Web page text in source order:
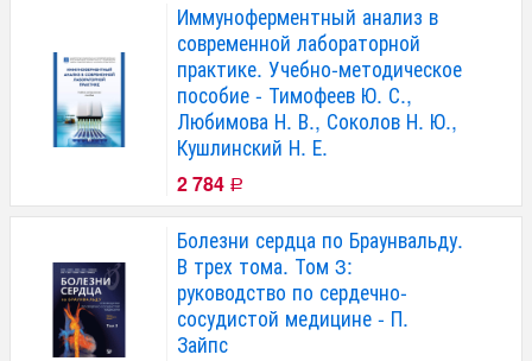
Иммуноферментный анализ в
современной лабораторной
практике. Учебно-методическое
пособие - Тимофеев Ю. С.,
Любимова Н. В., Соколов Н. Ю.,
Кушлинский Н. Е.
2 784 Р
Болезни сердца по Браунвальду.
В трех тома. Том 3:
руководство по сердечно-
сосудистой медицине - П.
Зайпс